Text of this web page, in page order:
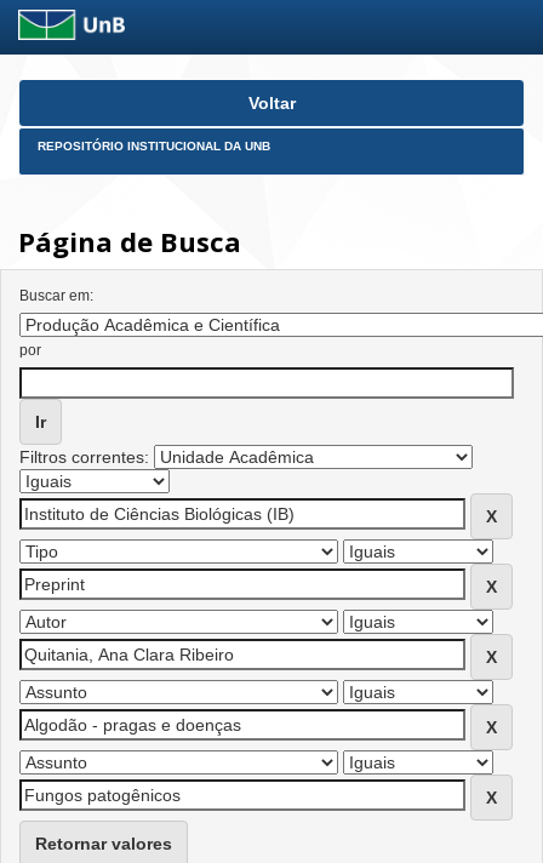
Skip
Voltar
REPOSITÓRIO INSTITUCIONAL DA UNB
Página de Busca
Buscar em:
por
Filtros correntes:
Retornar valores